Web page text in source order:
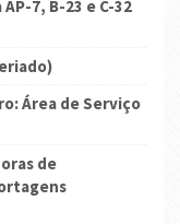
7, B-23 e C-32
Área de Serviço
de